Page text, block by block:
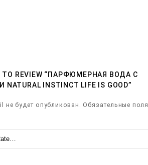
TO REVIEW “ПАРФЮМЕРНАЯ ВОДА С
INSTINCT LIFE IS GOOD”
не будет опубликован. Обязательные поля